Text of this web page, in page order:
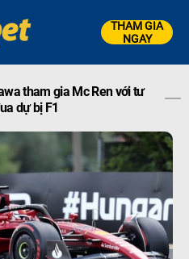
THAM GIA
NGAY
tham gia Mc Ren với tư
dự bị F1